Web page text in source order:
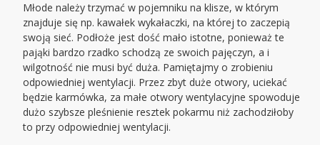
Młode należy trzymać w pojemniku na klisze, w którym
znajduje się np. kawałek wykałaczki, na której to zaczepią
swoją sieć. Podłoże jest dość mało istotne, ponieważ te
pająki bardzo rzadko schodzą ze swoich pajęczyn, a i
wilgotność nie musi być duża. Pamiętajmy o zrobieniu
odpowiedniej wentylacji. Przez zbyt duże otwory, uciekać
będzie karmówka, za małe otwory wentylacyjne spowoduje
dużo szybsze pleśnienie resztek pokarmu niż zachodziłoby
to przy odpowiedniej wentylacji.